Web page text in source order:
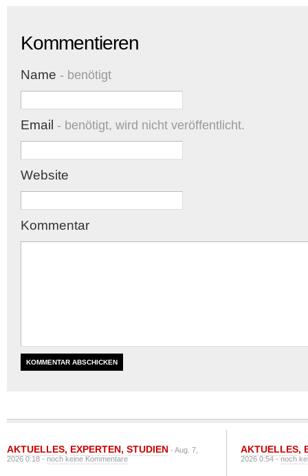
Kommentieren
Name - benötigt
Email - benötigt, wird nicht veröffentlicht.
Website
Kommentar
AKTUELLES, EXPERTEN, STUDIEN - Aug. 7,
2026 0:18 -noch keine Kommentare
AKTUELLES,
2026 0:54 -noch